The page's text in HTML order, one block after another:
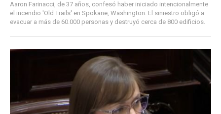
Aaron Farinacci, de 37 años, confesó haber iniciado intencionalmente
el incendio 'Old Trails' en Spokane, Washington. El siniestro obligó a
evacuar a más de 60.000 personas y destruyó cerca de 800 edificios.